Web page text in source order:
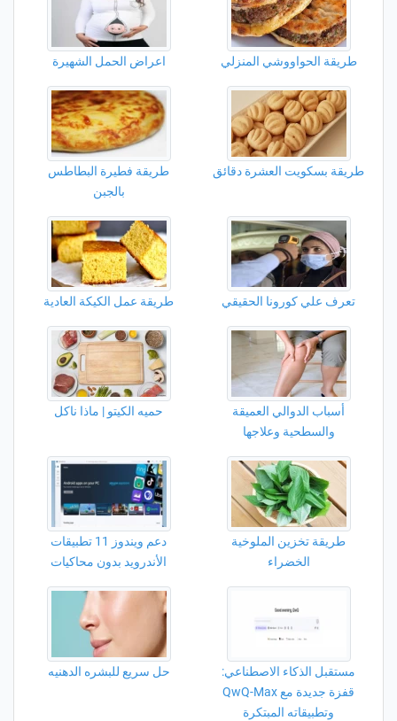
طريقة الحواووشي المنزلي اعراض الحمل الشهيرة
طريقة بسكويت العشرة دقائق
طريقة فطيرة البطاطس
بالجبن
تعرف علي كورونا الحقيقي طريقة عمل الكيكة العادية
أسباب الدوالي العميقة
والسطحية وعلاجها
حميه الكيتو | ماذا ناكل
طريقة تخزين الملوخية
الخضراء
دعم ويندوز 11 تطبيقات
الأندرويد بدون محاكيات
مستقبل الذكاء الاصطناعي:
قفزة جديدة مع QwQ-Max
وتطبيقاته المبتكرة
حل سريع للبشره الدهنيه